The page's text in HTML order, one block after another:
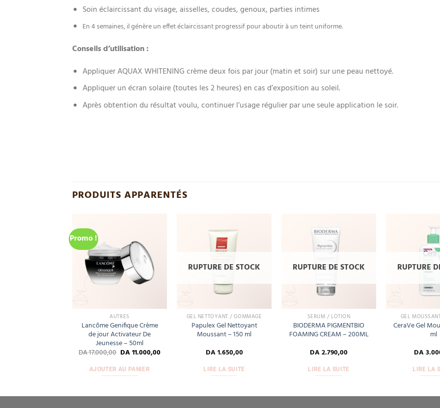
Soin éclaircissant du visage, aisselles, coudes, genoux, parties intimes
En 4 semaines, il génère un effet éclaircissant progressif pour aboutir à un teint uniforme.
Conseils d’utilisation :
Appliquer AQUAX WHITENING crème deux fois par jour (matin et soir) sur une peau nettoyé.
Appliquer un écran solaire (toutes les 2 heures) en cas d’exposition au soleil.
Après obtention du résultat voulu, continuer l’usage régulier par une seule application le soir.
PRODUITS APPARENTÉS
Promo !
wishlist
AUTRES
Lancôme Genifique Crème
de jour Activateur De
Jeunesse – 50ml
DA17.000,00 DA11.000,00
AJOUTER AU PANIER
RUPTURE DE STOCK
GEL NETTOYANT / GOMMAGE
Papulex Gel Nettoyant
Moussant – 150 ml
DA1.650,00
LIRE LA SUITE
RUPTURE DE STOCK
SÉRUM / LOTION
BIODERMA PIGMENTBIO
FOAMING CREAM – 200ML
DA2.790,00
LIRE LA SUITE
RUPTURE
GEL
CeraVe Gel
ml
DA
LIRE LA